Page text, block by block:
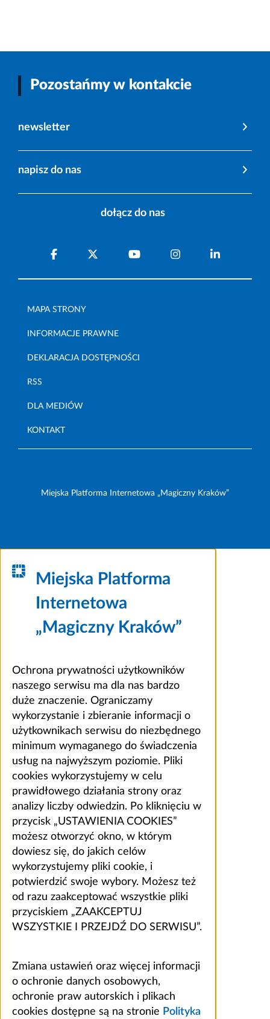
Pozostańmy w kontakcie
newsletter
napisz do nas
dołącz do nas
MAPA STRONY
INFORMACJE PRAWNE
DEKLARACJA DOSTĘPNOŚCI
RSS
DLA MEDIÓW
KONTAKT
Miejska Platforma Internetowa „Magiczny Kraków”
Miejska Platforma
Internetowa
„Magiczny Kraków”
Ochrona prywatności użytkowników
naszego serwisu ma dla nas bardzo
duże znaczenie. Ograniczamy
wykorzystanie i zbieranie informacji o
użytkownikach serwisu do niezbędnego
minimum wymaganego do świadczenia
usług na najwyższym poziomie. Pliki
cookies wykorzystujemy w celu
prawidłowego działania strony oraz
analizy liczby odwiedzin. Po kliknięciu w
przycisk „USTAWIENIA COOKIES”
możesz otworzyć okno, w którym
dowiesz się, do jakich celów
wykorzystujemy pliki cookie, i
potwierdzić swoje wybory. Możesz też
od razu zaakceptować wszystkie pliki
przyciskiem „ZAAKCEPTUJ
WSZYSTKIE I PRZEJDŹ DO SERWISU”.
Zmiana ustawień oraz więcej informacji
o ochronie danych osobowych,
ochronie praw autorskich i plikach
cookies dostępne są na stronie Polityka